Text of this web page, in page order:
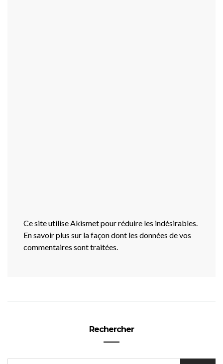
Ce site utilise Akismet pour réduire les indésirables.
En savoir plus sur la façon dont les données de vos
commentaires sont traitées
Rechercher